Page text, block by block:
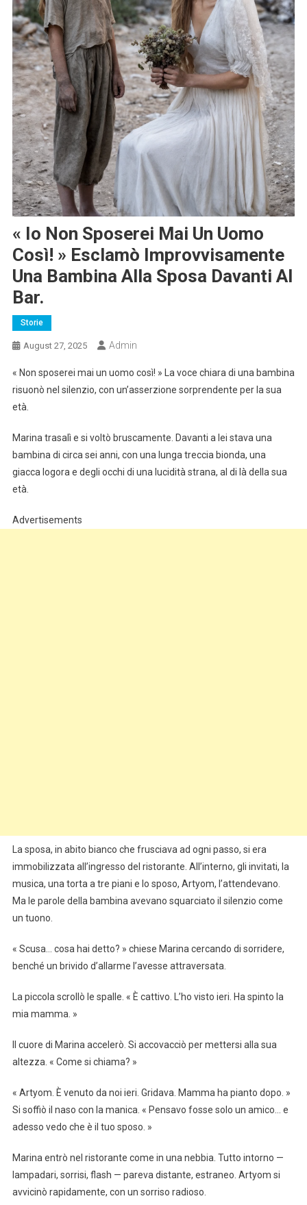
« Io Non Sposerei Mai Un Uomo
Così! » Esclamò Improvvisamente
Una Bambina Alla Sposa Davanti Al
Bar.
Storie
August 27, 2025 Admin
« Non sposerei mai un uomo così! » La voce chiara di una bambina
risuonò nel silenzio, con un’asserzione sorprendente per la sua
età.
Marina trasalì e si voltò bruscamente. Davanti a lei stava una
bambina di circa sei anni, con una lunga treccia bionda, una
giacca logora e degli occhi di una lucidità strana, al di là della sua
età.
Advertisements
La sposa, in abito bianco che frusciava ad ogni passo, si era
immobilizzata all’ingresso del ristorante. All’interno, gli invitati, la
musica, una torta a tre piani e lo sposo, Artyom, l’attendevano.
Ma le parole della bambina avevano squarciato il silenzio come
un tuono.
« Scusa… cosa hai detto? » chiese Marina cercando di sorridere,
benché un brivido d’allarme l’avesse attraversata.
La piccola scrollò le spalle. « È cattivo. L’ho visto ieri. Ha spinto la
mia mamma. »
Il cuore di Marina accelerò. Si accovacciò per mettersi alla sua
altezza. « Come si chiama? »
« Artyom. È venuto da noi ieri. Gridava. Mamma ha pianto dopo. »
Si soffiò il naso con la manica. « Pensavo fosse solo un amico… e
adesso vedo che è il tuo sposo. »
Marina entrò nel ristorante come in una nebbia. Tutto intorno —
lampadari, sorrisi, flash — pareva distante, estraneo. Artyom si
avvicinò rapidamente, con un sorriso radioso.